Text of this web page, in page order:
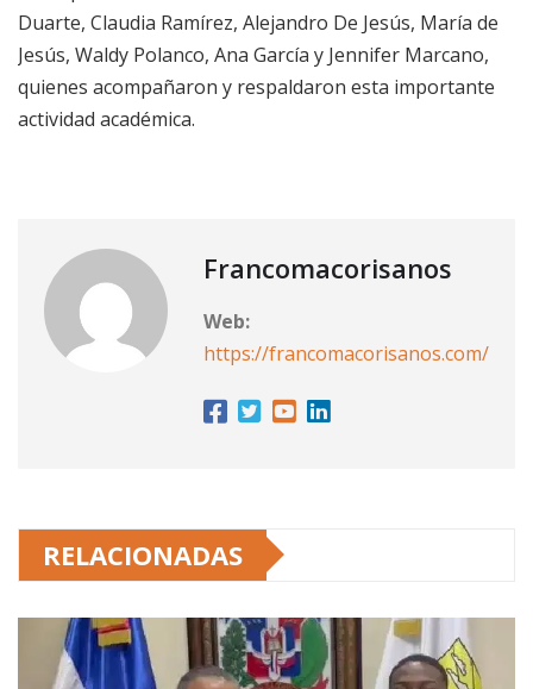
Duarte, Claudia Ramírez, Alejandro De Jesús, María de
Jesús, Waldy Polanco, Ana García y Jennifer Marcano,
quienes acompañaron y respaldaron esta importante
actividad académica.
Francomacorisanos
Web:
https://francomacorisanos.com/
RELACIONADAS